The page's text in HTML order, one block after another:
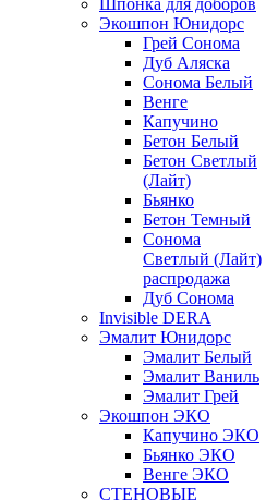
Шпонка для доборов
Экошпон Юнидорс
Грей Сонома
Дуб Аляска
Сонома Белый
Венге
Капучино
Бетон Белый
Бетон Светлый
(Лайт)
Бьянко
Бетон Темный
Сонома
Светлый (Лайт)
распродажа
Дуб Сонома
Invisible DERA
Эмалит Юнидорс
Эмалит Белый
Эмалит Ваниль
Эмалит Грей
Экошпон ЭКО
Капучино ЭКО
Бьянко ЭКО
Венге ЭКО
СТЕНОВЫЕ